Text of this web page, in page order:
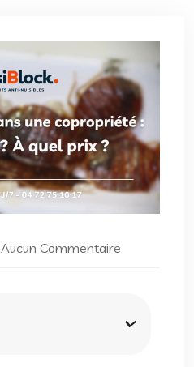
Aucun Commentaire